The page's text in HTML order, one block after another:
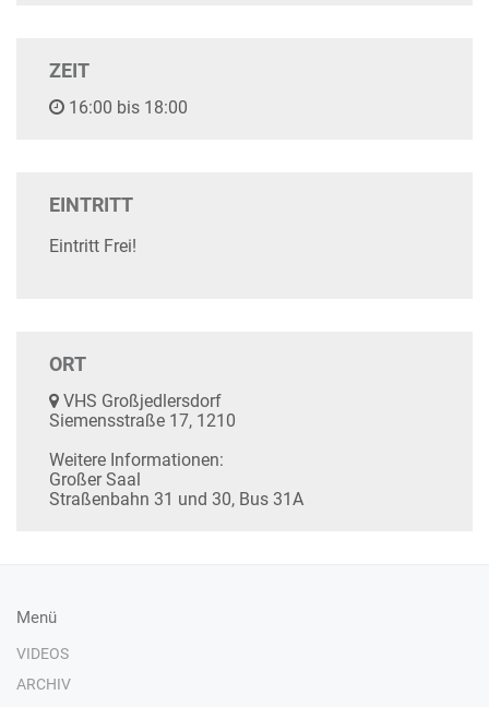
ZEIT
16:00 bis 18:00
EINTRITT
Eintritt Frei!
ORT
VHS Großjedlersdorf
Siemensstraße 17, 1210
Weitere Informationen:
Großer Saal
Straßenbahn 31 und 30, Bus 31A
Menü
VIDEOS
ARCHIV